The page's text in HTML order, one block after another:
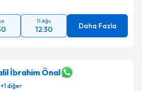
11 Ağu
12:30 Daha Fazla
İbrahim Önal
+1diğer